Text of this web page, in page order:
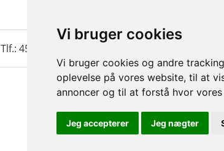
Vi bruger cookies
Vi bruger cookies og andre
oplevelse på vores website, til at
annoncer og til at forstå hvor
Jeg accepterer Jeg nægter
Tlf.: 45 35 24 12